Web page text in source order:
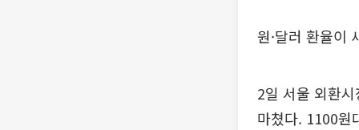
원·달러 환율이
2일 서울 외환
마쳤다. 1100원